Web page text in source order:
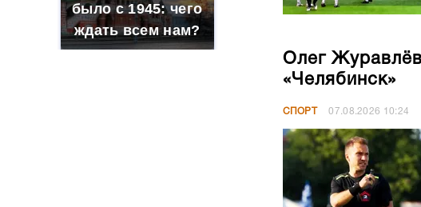
было с 1945: чего
ждать всем нам?
Олег Журавлёв
«Челябинск»
СПОРТ 07.08.2026 10:24